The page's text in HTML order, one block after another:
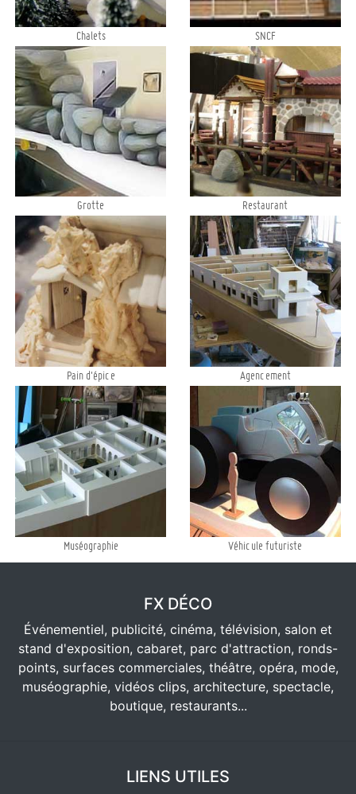
Chalets SNCF
Grotte Restaurant
Pain d'épice Agencement
Muséographie Véhicule futuriste
FX DÉCO
Événementiel, publicité, cinéma, télévision, salon et
stand d'exposition, cabaret, parc d'attraction, ronds-
points, surfaces commerciales, théâtre, opéra, mode,
muséographie, vidéos clips, architecture, spectacle,
boutique, restaurants...
LIENS UTILES